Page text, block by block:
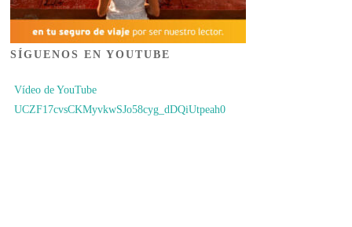
SÍGUENOS EN YOUTUBE
Vídeo de YouTube
UCZF17cvsCKMyvkwSJo58cyg_dDQiUtpeah0